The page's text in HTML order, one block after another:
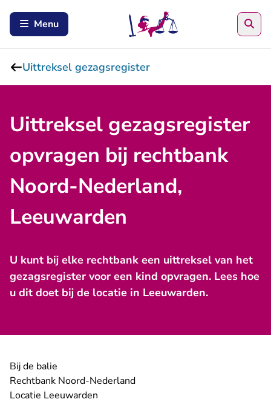
Menu
Uittreksel gezagsregister
Uittreksel gezagsregister
opvragen bij rechtbank
Noord-Nederland,
Leeuwarden
U kunt bij elke rechtbank een uittreksel van het
gezagsregister voor een kind opvragen. Lees hoe
u dit doet bij de locatie in Leeuwarden.
Bij de balie
Rechtbank Noord-Nederland
Locatie Leeuwarden